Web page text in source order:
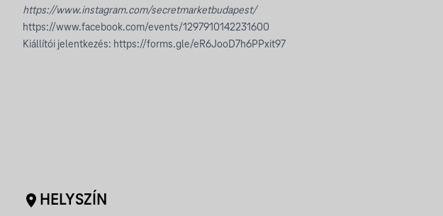
https://www.instagram.com/secretmarketbudapest/
https://www.facebook.com/events/1297910142231600
Kiállítói jelentkezés: https://forms.gle/eR6JooD7h6PPxit97
HELYSZÍN